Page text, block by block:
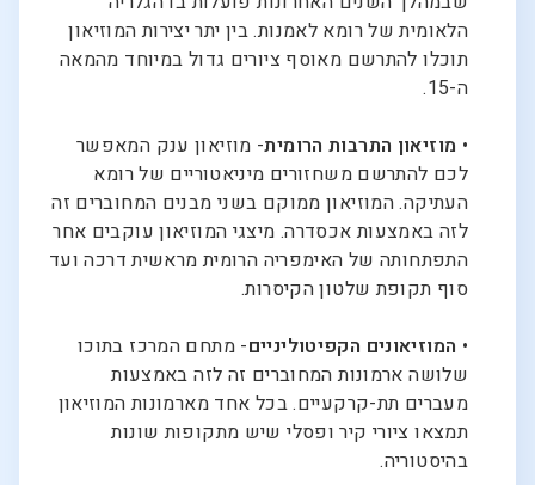
הלאומית של רומא לאמנות. בין יתר יצירות המוזיאון
תוכלו להתרשם מאוסף ציורים גדול במיוחד מהמאה
ה-15.
• מוזיאון התרבות הרומית- מוזיאון ענק המאפשר
לכם להתרשם משחזורים מיניאטוריים של רומא
העתיקה. המוזיאון ממוקם בשני מבנים המחוברים זה
לזה באמצעות אכסדרה. מיצגי המוזיאון עוקבים אחר
התפתחותה של האימפריה הרומית מראשית דרכה ועד
סוף תקופת שלטון הקיסרות.
• המוזיאונים הקפיטוליניים- מתחם המרכז בתוכו
שלושה ארמונות המחוברים זה לזה באמצעות
מעברים תת-קרקעיים. בכל אחד מארמונות המוזיאון
תמצאו ציורי קיר ופסלי שיש מתקופות שונות
בהיסטוריה.